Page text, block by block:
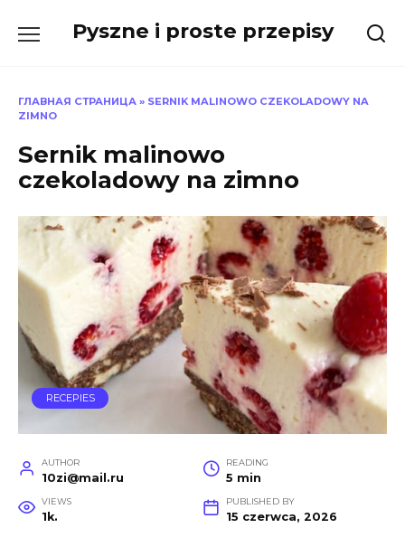
Pyszne i proste przepisy
ГЛАВНАЯ СТРАНИЦА » SERNIK MALINOWO CZEKOLADOWY NA
ZIMNO
Sernik malinowo
czekoladowy na zimno
RECEPIES
AUTHOR
10zi@mail.ru
READING
5 min
VIEWS
1k.
PUBLISHED BY
15 czerwca, 2026